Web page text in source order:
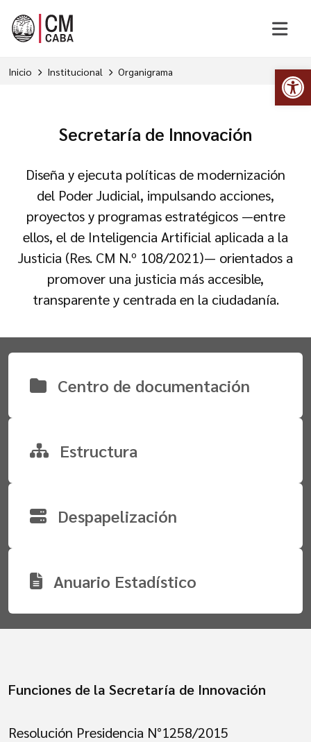
Inicio Institucional Organigrama
Secretaría de Innovación
Diseña y ejecuta políticas de modernización
del Poder Judicial, impulsando acciones,
proyectos y programas estratégicos —entre
ellos, el de Inteligencia Artificial aplicada a la
Justicia (Res. CM N.º 108/2021)— orientados a
promover una justicia más accesible,
transparente y centrada en la ciudadanía.
Centro de documentación
Estructura
Despapelización
Anuario Estadístico
Funciones de la Secretaría de Innovación
Resolución Presidencia N°1258/2015